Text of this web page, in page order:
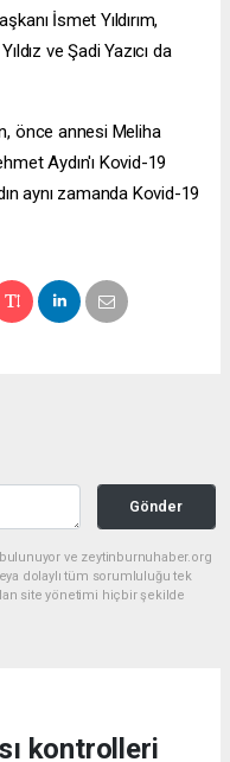
İsmet Yıldırım,
ve Şadi Yazıcı da
önce annesi Meliha
Aydın'ı Kovid-19
aynı zamanda Kovid-19
Gönder
ve zeytinburnuhaber.org
dolaylı tüm sorumluluğu tek
site yönetimi hiçbir şekilde
kontrolleri